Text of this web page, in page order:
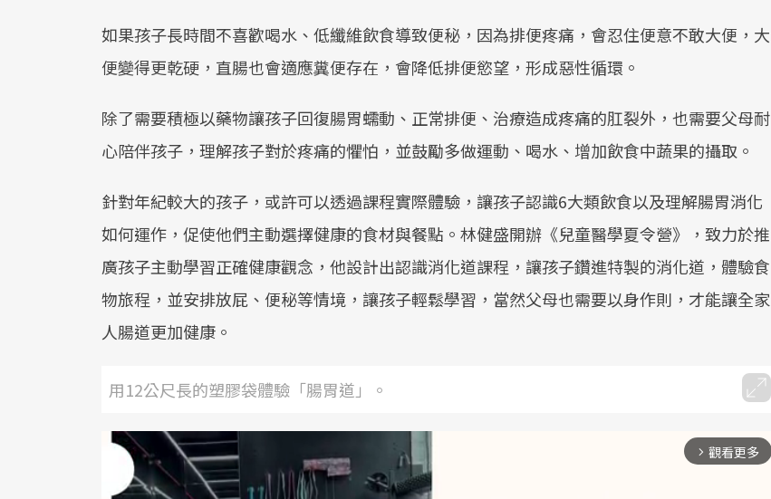
如果孩子長時間不喜歡喝水、低纖維飲食導致便秘，因為排便疼痛，會忍住便意不敢大便，大
便變得更乾硬，直腸也會適應糞便存在，會降低排便慾望，形成惡性循環。
除了需要積極以藥物讓孩子回復腸胃蠕動、正常排便、治療造成疼痛的肛裂外，也需要父母耐
心陪伴孩子，理解孩子對於疼痛的懼怕，並鼓勵多做運動、喝水、增加飲食中蔬果的攝取。
針對年紀較大的孩子，或許可以透過課程實際體驗，讓孩子認識6大類飲食以及理解腸胃消化
如何運作，促使他們主動選擇健康的食材與餐點。林健盛開辦《兒童醫學夏令營》，致力於推
廣孩子主動學習正確健康觀念，他設計出認識消化道課程，讓孩子鑽進特製的消化道，體驗食
物旅程，並安排放屁、便秘等情境，讓孩子輕鬆學習，當然父母也需要以身作則，才能讓全家
人腸道更加健康。
用12公尺長的塑膠袋體驗「腸胃道」。
arrow_forward_ios 觀看更多